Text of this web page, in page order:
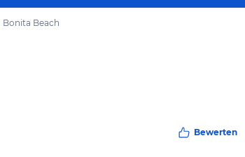
Bonita Beach
Bewerten